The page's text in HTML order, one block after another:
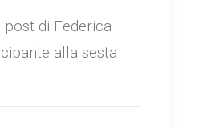
di Federica
alla sesta